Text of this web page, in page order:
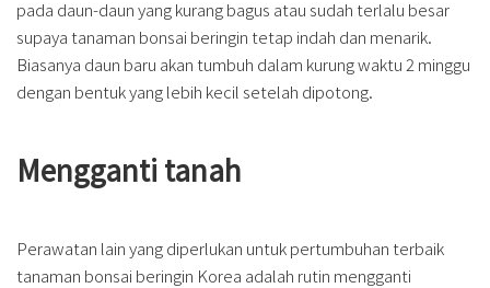
pada daun-daun yang kurang bagus atau sudah terlalu besar
supaya tanaman bonsai beringin tetap indah dan menarik.
Biasanya daun baru akan tumbuh dalam kurung waktu 2 minggu
dengan bentuk yang lebih kecil setelah dipotong.
Mengganti tanah
Perawatan lain yang diperlukan untuk pertumbuhan terbaik
tanaman bonsai beringin Korea adalah rutin mengganti